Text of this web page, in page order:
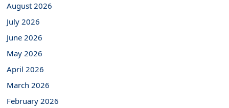
August 2026
July 2026
June 2026
May 2026
April 2026
March 2026
February 2026